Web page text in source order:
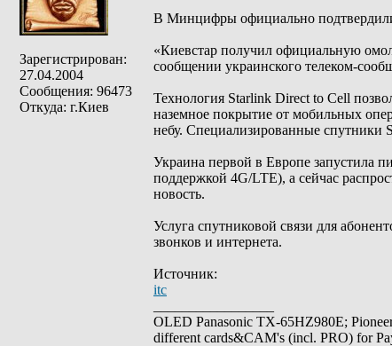
Зарегистрирован:
27.04.2004
Сообщения: 96473
Откуда: г.Киев
В Минцифры официально подтвердили
«Киевстар получил официальную
сообщении украинского телеком-
Технология Starlink Direct to Cell
наземное покрытие от мобильных
небу. Специализированные
Украина первой в Европе запустила
поддержкой 4G/LTE), а сейчас
новость.
Услуга спутниковой связи для
звонков и интернета.
Источник:
itc
OLED Panasonic TX-65HZ980E;
different cards&CAM's (incl. PRO) for